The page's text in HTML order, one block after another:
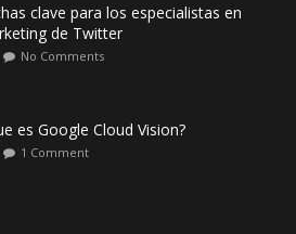
clave para los especialistas en
de Twitter
No Comments
es Google Cloud Vision?
1 Comment